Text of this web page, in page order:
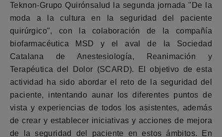
Teknon-Grupo Quirónsalud la segunda jornada "De la
moda a la cultura en la seguridad del paciente
quirúrgico", con la colaboración de la compañía
biofarmacéutica MSD y el aval de la Sociedad
Catalana de Anestesiología, Reanimación y
Terapéutica del Dolor (SCARD). El objetivo de esta
actividad ha sido abordar el reto de la seguridad del
paciente, intentando aunar los diferentes puntos de
vista y experiencias de todos los asistentes, además
de crear y establecer iniciativas y acciones de mejora
de la seguridad del paciente en estos ámbitos. En